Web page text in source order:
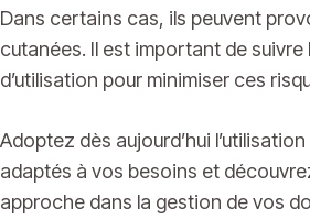
Dans certains cas, ils peuvent
cutanées. Il est important de
d’utilisation pour minimiser ces
Adoptez dès aujourd’hui
adaptés à vos besoins et
approche dans la gestion de vos